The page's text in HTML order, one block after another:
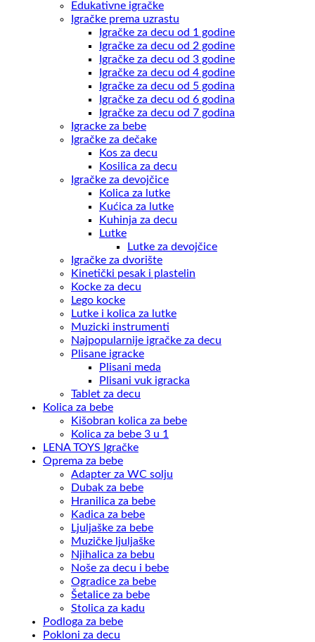
Edukativne igračke
Igračke prema uzrastu
Igračke za decu od 1 godine
Igračke za decu od 2 godine
Igračke za decu od 3 godine
Igračke za decu od 4 godine
Igračke za decu od 5 godina
Igračke za decu od 6 godina
Igračke za decu od 7 godina
Igracke za bebe
Igračke za dečake
Kos za decu
Kosilica za decu
Igračke za devojčice
Kolica za lutke
Kućica za lutke
Kuhinja za decu
Lutke
Lutke za devojčice
Igračke za dvorište
Kinetički pesak i plastelin
Kocke za decu
Lego kocke
Lutke i kolica za lutke
Muzicki instrumenti
Najpopularnije igračke za decu
Plisane igracke
Plisani meda
Plisani vuk igracka
Tablet za decu
Kolica za bebe
Kišobran kolica za bebe
Kolica za bebe 3 u 1
LENA TOYS Igračke
Oprema za bebe
Adapter za WC solju
Dubak za bebe
Hranilica za bebe
Kadica za bebe
Ljuljaške za bebe
Muzičke ljuljaške
Njihalica za bebu
Noše za decu i bebe
Ogradice za bebe
Šetalice za bebe
Stolica za kadu
Podloga za bebe
Pokloni za decu